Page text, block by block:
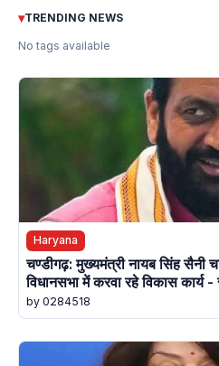
▾TRENDING NEWS
No tags available
Haryana
चण्डीगढ़: मुख्यमंत्री नायब सिंह सैनी
विधानसभा में करवा रहे विकास कार्य
by 0284518